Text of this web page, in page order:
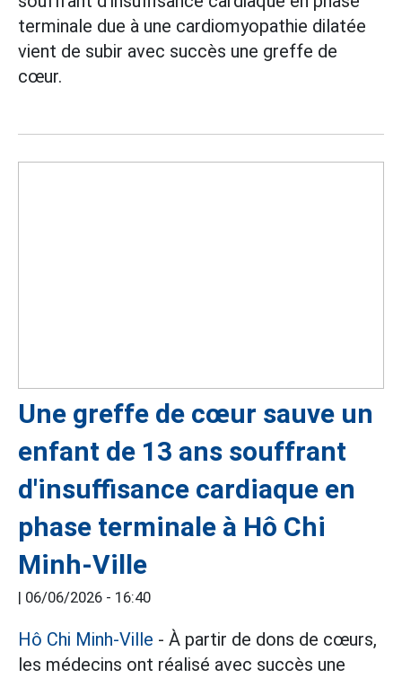
terminale due à une cardiomyopathie dilatée
vient de subir avec succès une greffe de
cœur.
Une greffe de cœur sauve un
enfant de 13 ans souffrant
d'insuffisance cardiaque en
phase terminale à Hô Chi
Minh-Ville
| 06/06/2026 - 16:40
Hô Chi Minh-Ville - À partir de dons de cœurs,
les médecins ont réalisé avec succès une